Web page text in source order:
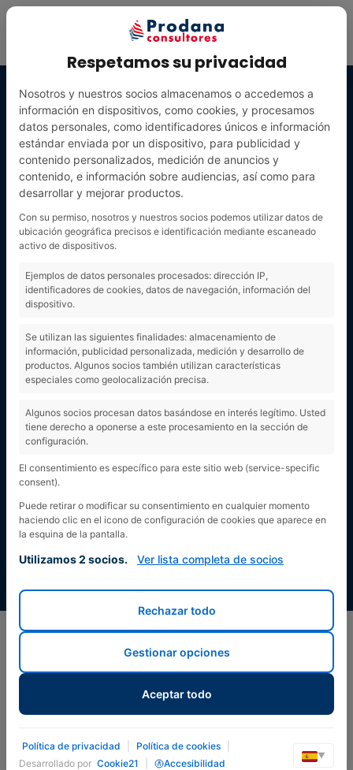
¡¡¡YA ESTAMOS
EN LAS REDES
SOCIALES!!!!
Respetamos su privacidad
Nosotros y nuestros socios almacenamos o accedemos a
información en dispositivos, como cookies, y procesamos
datos personales, como identificadores únicos e información
estándar enviada por un dispositivo, para publicidad y
contenido personalizados, medición de anuncios y
contenido, e información sobre audiencias, así como para
desarrollar y mejorar productos.
Con su permiso, nosotros y nuestros socios podemos utilizar datos de
ubicación geográfica precisos e identificación mediante escaneado
activo de dispositivos.
Ejemplos de datos personales procesados: dirección IP,
identificadores de cookies, datos de navegación, información del
dispositivo.
Se utilizan las siguientes finalidades: almacenamiento de
información, publicidad personalizada, medición y desarrollo de
productos. Algunos socios también utilizan características
especiales como geolocalización precisa.
Algunos socios procesan datos basándose en interés legítimo. Usted
tiene derecho a oponerse a este procesamiento en la sección de
configuración.
El consentimiento es específico para este sitio web (service-specific
consent).
Puede retirar o modificar su consentimiento en cualquier momento
haciendo clic en el icono de configuración de cookies que aparece en
la esquina de la pantalla.
Utilizamos 2 socios. Ver lista completa de socios
Rechazar todo
Gestionar opciones
Aceptar todo
Política de privacidad Política de cookies
Desarrollado por Cookie21 Accesibilidad
▼